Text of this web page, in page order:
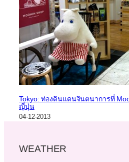
Tokyo: ท่องดินแดนจินตนาการที่
ญี่ปุ่น
04-12-2013
WEATHER